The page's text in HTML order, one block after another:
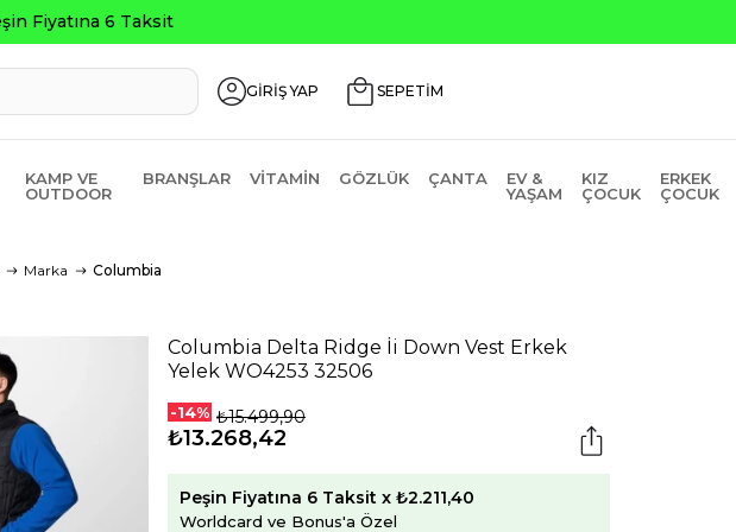
GİRİŞ YAP SEPETİM
KAMP VE
OUTDOOR
BRANŞLAR VITAMIN GÖZLÜK ÇANTA
EV &
YAŞAM
KIZ
ÇOCUK
ERKEK
ÇOCUK
Marka Columbia
Columbia Delta Ridge İi Down Vest Erkek
Yelek WO4253 32506
-14% ₺15.499,90
₺13.268,42
Peşin Fiyatına 6 Taksit x ₺2.211,40
Worldcard ve Bonus'a Özel